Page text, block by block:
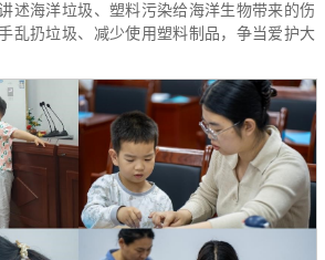
述海洋垃圾、塑料污染给海洋生物带来的伤
乱扔垃圾、减少使用塑料制品，争当爱护大